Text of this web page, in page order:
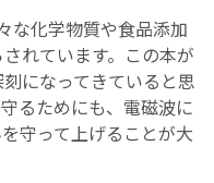
な化学物質や食品添加
れています。この本が
になってきていると思
るためにも、電磁波に
守って上げることが大